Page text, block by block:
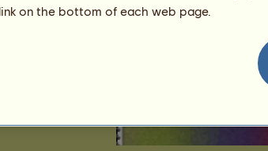
on the bottom of each web page.